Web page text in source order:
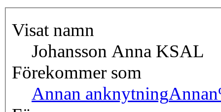
Visat namn
Johansson Anna KSAL
Förekommer som
Annan anknytning